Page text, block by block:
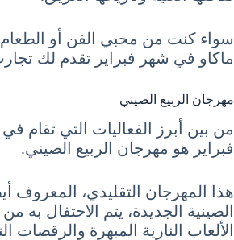
سواء كنت من محبي الفن أو الطعام
ماكاو في شهر فبراير تقدم لك
مهرجان الربيع الصيني
من بين أبرز الفعاليات التي تقام
فبراير هو مهرجان الربيع الصيني.
هذا المهرجان التقليدي، المعروف
الصينية الجديدة، يتم الاحتفال به
الألعاب النارية المبهرة والرقصات